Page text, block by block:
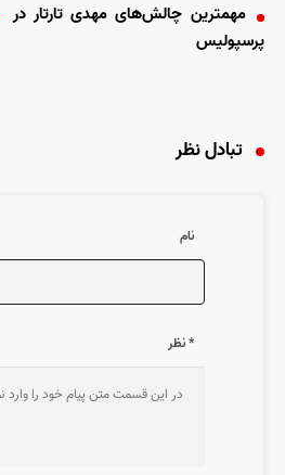
مهمترین چالش‌های مهدی تارتار در
پرسپولیس
تبادل نظر
نام
* نظر